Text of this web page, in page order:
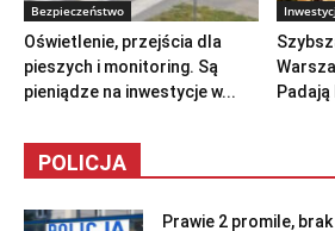
Bezpieczeństwo
Oświetlenie, przejścia dla
pieszych i monitoring. Są
pieniądze na inwestycje w...
Padają
POLICJA
Prawie 2 promile,